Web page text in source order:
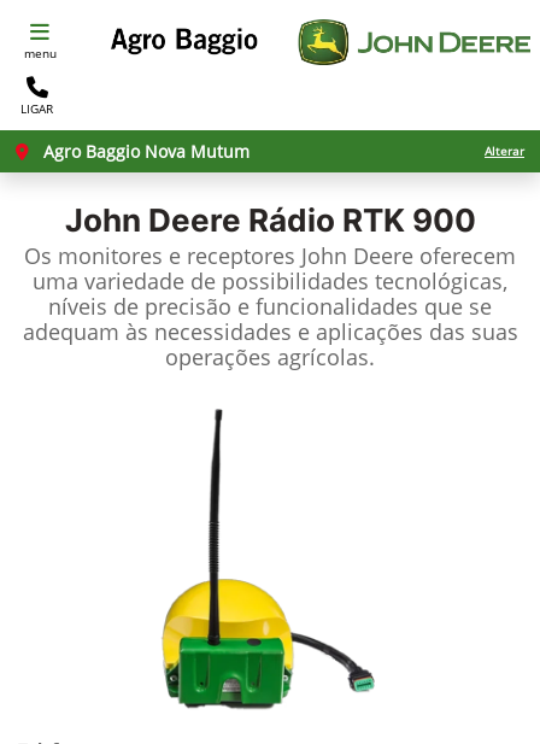
menu
LIGAR
Agro Baggio Nova Mutum Alterar
John Deere Rádio RTK 900
Os monitores e receptores John Deere oferecem
uma variedade de possibilidades tecnológicas,
níveis de precisão e funcionalidades que se
adequam às necessidades e aplicações das suas
operações agrícolas.